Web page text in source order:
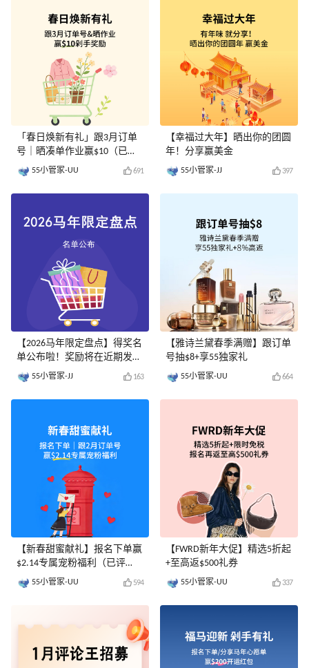
「春日焕新有礼」跟3月订单
号｜晒凑单作业赢$10（已评
奖）55小管家-UU 691
【2026马年限定盘点】得奖名
单公布啦！奖励将在近期发
放......55小管家-JJ 163
【新春甜蜜献礼】报名下单赢
$2.14专属宠粉福利（已评
奖）55小管家-UU 594
【幸福过大年】晒出你的团圆
年！分享赢美金
55小管家-JJ 397
【雅诗兰黛春季满赠】跟订单
号抽$8+享55独家礼
55小管家-UU 664
【FWRD新年大促】精选5折起
+至高返$500礼券
55小管家-UU 337